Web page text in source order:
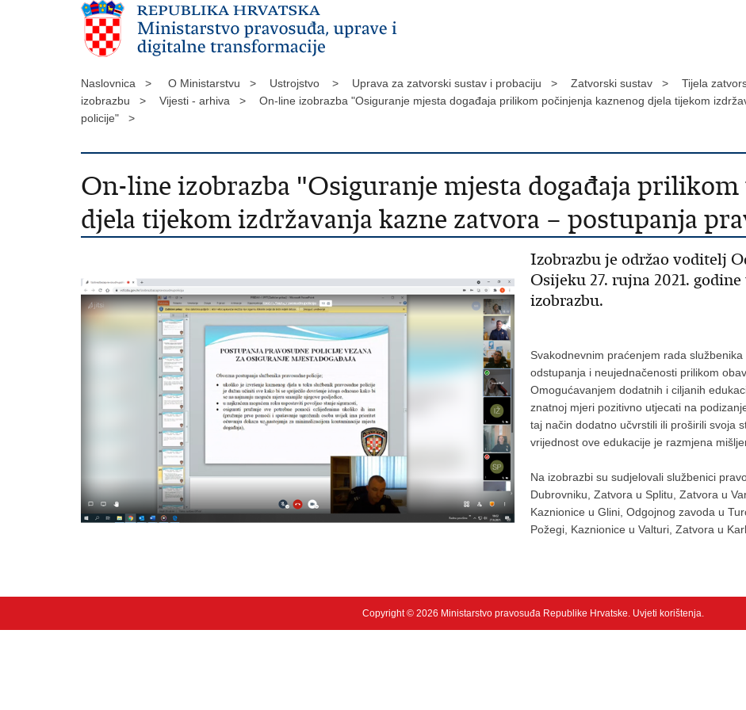
Naslovnica > O Ministarstvu > Ustrojstvo > Uprava za zatvorski sustav i probaciju > Zatvorski sustav > Tijela
izobrazbu >
Vijesti - arhiva >
On-line izobrazba "Osiguranje mjesta događaja prilikom počinjenja kaznenog djela tijekom
policije" >
On-line izobrazba "Osiguranje mjesta događaja
djela tijekom izdržavanja kazne zatvora – postupanja
Izobrazbu je održao voditelj
Osijeku 27. rujna 2021.
izobrazbu.
Svakodnevnim praćenjem rada
odstupanja i neujednačenosti prilikom
Omogućavanjem dodatnih i ciljanih
znatnoj mjeri pozitivno utjecati na
taj način dodatno učvrstili ili proširili svoja
vrijednost ove edukacije je razmjena
Na izobrazbi su sudjelovali službenici
Dubrovniku, Zatvora u Splitu, Zatvora u
Kaznionice u Glini, Odgojnog zavoda u
Požegi, Kaznionice u Valturi, Zatvora u
Copyright © 2026 Ministarstvo pravosuđa Republike Hrvatske. Uvjeti korištenja.